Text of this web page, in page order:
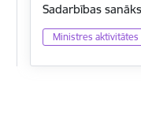
Sadarbības
Ministres aktivitātes